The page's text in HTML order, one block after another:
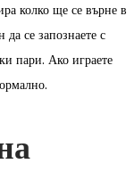
колко ще се върне в
се запознаете с
пари. Ако играете